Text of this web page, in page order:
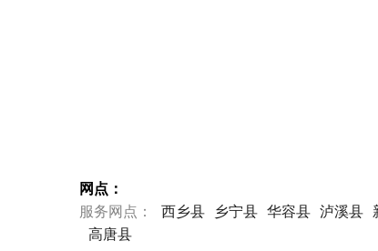
网点：
服务网点：
西乡县 乡宁县 华容县 泸溪县
高唐县